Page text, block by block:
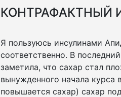
КОНТРАФАКТНЫЙ
Я пользуюсь инсулинами
соответственно. В
заметила, что сахар стал
вынужденного начала курса
повышается сахар) сахар